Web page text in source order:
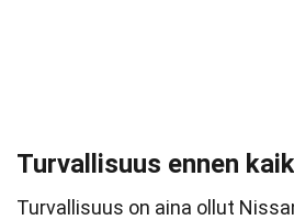
Turvallisuus ennen
Turvallisuus on aina ollut